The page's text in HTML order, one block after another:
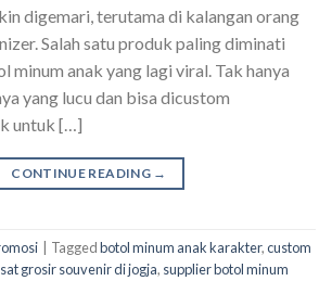
digemari, terutama di kalangan orang
Salah satu produk paling diminati
minum anak yang lagi viral. Tak hanya
yang lucu dan bisa dicustom
untuk […]
CONTINUE READING →
Taggedbotol minum anak karakter,custom
grosir souvenir di jogja, supplier botol minum